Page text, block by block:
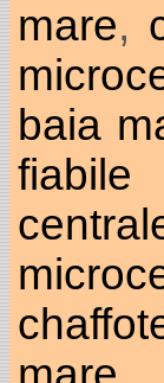
mare,
baia
fiabile